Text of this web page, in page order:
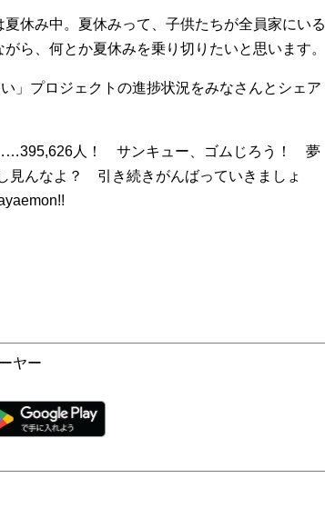
休み中。夏休みって、子供たちが全員家にいる
ら、何とか夏休みを乗り切りたいと思います。
」プロジェクトの進捗状況をみなさんとシェア
人！ サンキュー、ゴムじろう！ 夢
んなよ？ 引き続きがんばっていきましょ
ヤー